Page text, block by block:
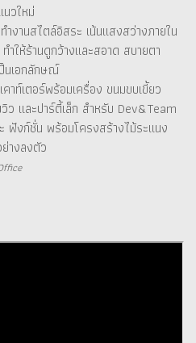
วใหม่
งานสไตล์อิสระ เน้นแสงสว่างภายใน
ำให้ร้านดูกว้างและสอาด สบายตา
นเอกลักษณ์
ท์เตอร์พร้อมเครื่อง ขนมขบเขี้ยว
ว และปาร์ตี้เล็ก สำหรับ Dev&Team
ฟังก์ชั่น พร้อมโครงสร้างไม้ระแนง
างลงตัว